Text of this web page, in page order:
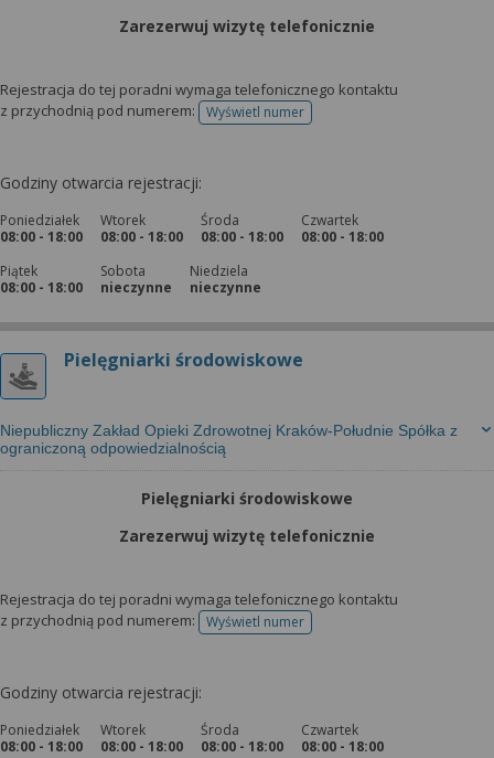
Zarezerwuj wizytę telefonicznie
Rejestracja do tej poradni wymaga telefonicznego kontaktu
z przychodnią pod numerem:
Wyświetl numertelefonu do rejestracji
Godziny otwarcia rejestracji:
Poniedziałek
08:00 - 18:00
Wtorek
08:00 - 18:00
Środa
08:00 - 18:00
Czwartek
08:00 - 18:00
Piątek
08:00 - 18:00
Sobota
nieczynne
Niedziela
nieczynne
Pielęgniarki środowiskowe
Niepubliczny Zakład Opieki Zdrowotnej Kraków-Południe Spółka z
ograniczoną odpowiedzialnością
Pielęgniarki środowiskowe
Zarezerwuj wizytę telefonicznie
Rejestracja do tej poradni wymaga telefonicznego kontaktu
z przychodnią pod numerem:
Wyświetl numertelefonu do rejestracji
Godziny otwarcia rejestracji:
Poniedziałek
08:00 - 18:00
Wtorek
08:00 - 18:00
Środa
08:00 - 18:00
Czwartek
08:00 - 18:00